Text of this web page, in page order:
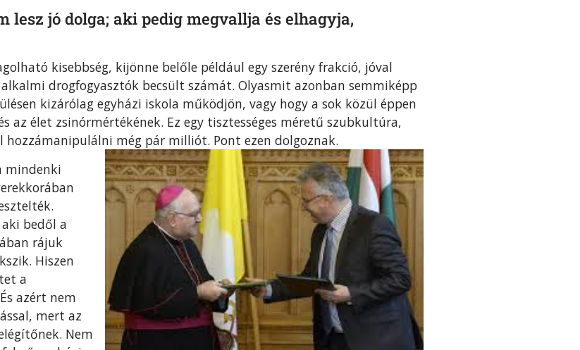
lesz jó dolga; aki pedig megvallja és elhagyja,
kisebbség, kijönne belőle például egy szerény frakció, jóval
drogfogyasztók becsült számát. Olyasmit azonban semmiképp
kizárólag egyházi iskola működjön, vagy hogy a sok közül éppen
az élet zsinórmértékének. Ez egy tisztességes méretű szubkultúra,
hozzámanipulálni még pár milliót. Pont ezen dolgoznak.
mindenki
bedől a
rájuk
Hiszen
a
azért nem
mert az
Nem